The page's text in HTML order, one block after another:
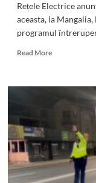
Rețele Electrice
aceasta, la
programul
Read MoreRead
ATENȚIE!
furnizarea
energiei
electrice
la
Mangalia,
Limanu,